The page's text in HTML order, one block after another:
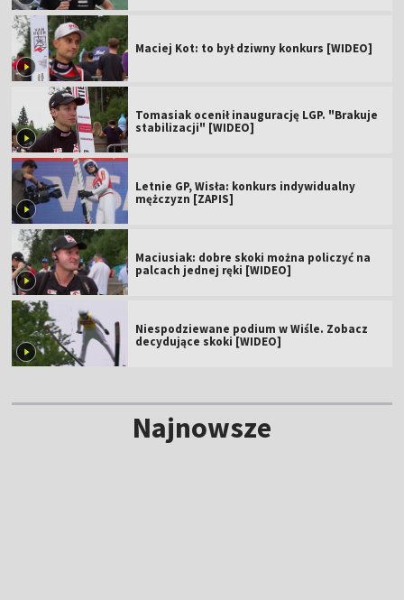
Maciej Kot: to był dziwny konkurs [WIDEO]
Tomasiak ocenił inaugurację LGP. "Brakuje
stabilizacji" [WIDEO]
Letnie GP, Wisła: konkurs indywidualny
mężczyzn [ZAPIS]
Maciusiak: dobre skoki można policzyć na
palcach jednej ręki [WIDEO]
Niespodziewane podium w Wiśle. Zobacz
decydujące skoki [WIDEO]
Najnowsze